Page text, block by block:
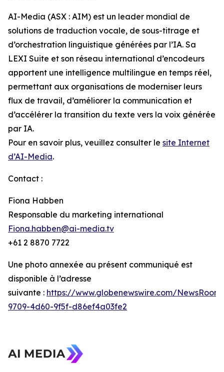
AI-Media (ASX : AIM) est un leader mondial de
solutions de traduction vocale, de sous-titrage et
d’orchestration linguistique générées par l’IA. Sa
LEXI Suite et son réseau international d’encodeurs
apportent une intelligence multilingue en temps réel,
permettant aux organisations de moderniser leurs
flux de travail, d’améliorer la communication et
d’accélérer la transition du texte vers la voix générée
par IA.
Pour en savoir plus, veuillez consulter le site Internet
d’AI-Media.
Contact :
Fiona Habben
Responsable du marketing international
Fiona.habben@ai-media.tv
+61 2 8870 7722
Une photo annexée au présent communiqué est
disponible à l’adresse
suivante : https://www.globenewswire.com/
9709-4d60-9f5f-d86ef4a03fe2